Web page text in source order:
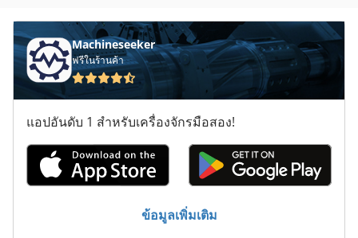
Machineseeker
ฟรีในร้านค้า
แอปอันดับ 1 สำหรับเครื่องจักรมือสอง!
ข้อมูลเพิ่มเติม